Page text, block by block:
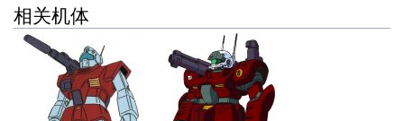
相关机体